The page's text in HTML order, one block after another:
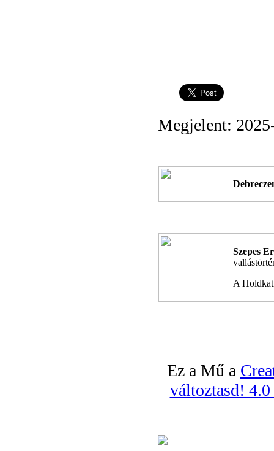
Megjelent:
Szepes
A
Ez a Mű a
változtasd!